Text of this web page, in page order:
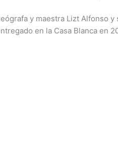
y maestra Lizt Alfonso
en la Casa Blanca en